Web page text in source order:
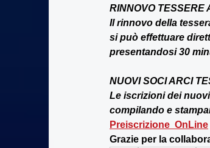
RINNOVO TESSERE
Il rinnovo della
si può effettuare
presentandosi 30
NUOVI SOCI ARCI
Le iscrizioni dei
compilando e
Preiscrizione  OnLine
Grazie per la